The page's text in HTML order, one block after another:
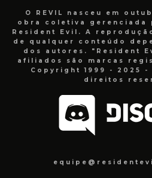
O REVIL nasceu em
obra coletiva gerenciada
Resident Evil. A
de qualquer conteúdo
dos autores. "Resident
afiliados são marcas
Copyright 1999 - 2025 -
direitos